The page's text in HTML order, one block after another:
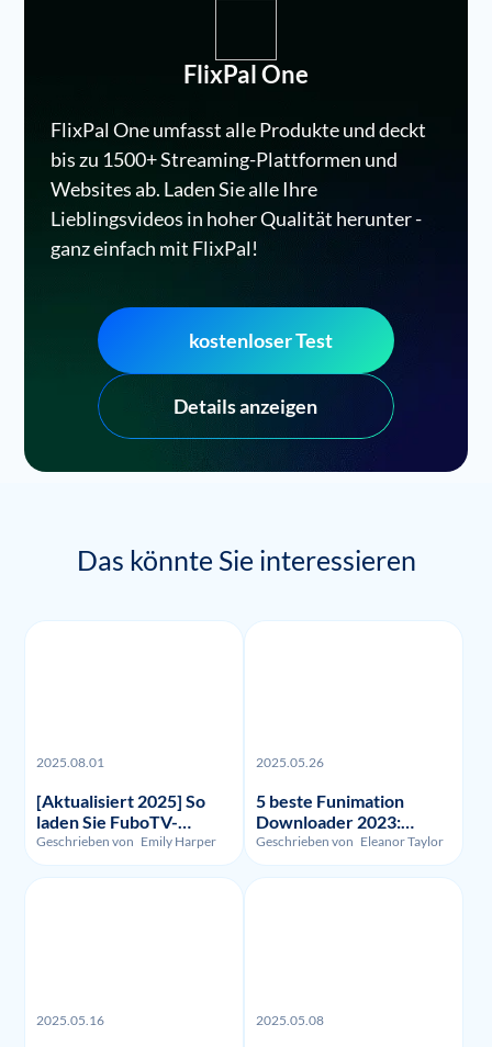
FlixPal One
FlixPal One umfasst alle Produkte und deckt
bis zu 1500+ Streaming-Plattformen und
Websites ab. Laden Sie alle Ihre
Lieblingsvideos in hoher Qualität herunter -
ganz einfach mit FlixPal!
kostenloser Test
Details anzeigen
Das könnte Sie interessieren
2025.08.01
[Aktualisiert 2025] So
laden Sie FuboTV-
Aufnahmen und -Videos
herunter?
Geschrieben von Emily Harper
2025.05.26
5 beste Funimation
Downloader 2023:
Getestet und verglichen
Geschrieben von Eleanor Taylor
2025.05.16 2025.05.08